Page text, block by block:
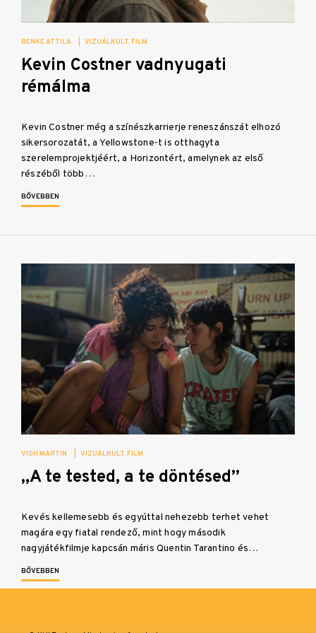
BENKE ATTILA VIZUÁLKULT FILM
Kevin Costner vadnyugati
rémálma
Kevin Costner még a színészkarrierje reneszánszát elhozó
sikersorozatát, a Yellowstone-t is otthagyta
szerelemprojektjéért, a Horizontért, amelynek az első
részéből több…
BŐVEBBEN
VIGH MARTIN VIZUÁLKULT FILM
„A te tested, a te döntésed”
Kevés kellemesebb és egyúttal nehezebb terhet vehet
magára egy fiatal rendező, mint hogy második
nagyjátékfilmje kapcsán máris Quentin Tarantino és…
BŐVEBBEN